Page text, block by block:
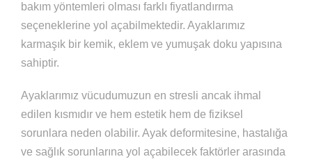
bakım yöntemleri olması farklı fiyatlandırma
seçeneklerine yol açabilmektedir. Ayaklarımız
karmaşık bir kemik, eklem ve yumuşak doku yapısına
sahiptir.
Ayaklarımız vücudumuzun en stresli ancak ihmal
edilen kısmıdır ve hem estetik hem de fiziksel
sorunlara neden olabilir. Ayak deformitesine, hastalığa
ve sağlık sorunlarına yol açabilecek faktörler arasında